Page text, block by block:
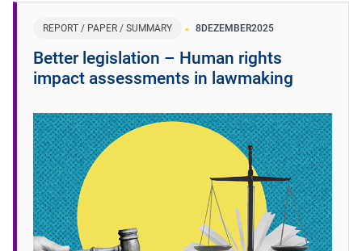
REPORT / PAPER / SUMMARY 8DEZEMBER2025
Better legislation – Human rights
impact assessments in lawmaking